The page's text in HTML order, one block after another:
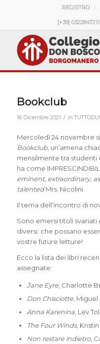
REGISTRO
[+39]
Bookclub
16 Dicembre 2021 / in
Mercoledì 24 novembre
Bookclub, un’amena
mensilmente tra studenti
ha come
eminent, extraordinary,
talentedMrs. Nicolini.
Il tema dell’incontro di
Sono emersi titoli
diversi: che possano
vostre future letture!
Ecco la lista dei libri
assegnate:
Jane Eyre, Charlotte
Don Chisciotte, Miguel
Anna Karenina, Lev
The Four Winds,
Non restare indietro,